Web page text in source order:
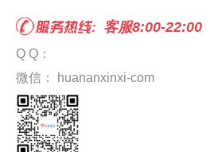
客服8:00-22:00
Q Q：
微信： huananxinxi-com